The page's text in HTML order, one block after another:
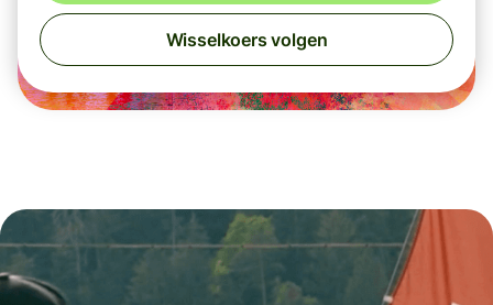
Wisselkoers volgen